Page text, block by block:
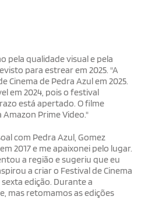
pela qualidade visual e pela
para estrear em 2025. "A
Cinema de Pedra Azul em 2025.
em 2024, pois o festival
está apertado. O filme
Prime Video."
com Pedra Azul, Gomez
2017 e me apaixonei pelo lugar.
a região e sugeriu que eu
a criar o Festival de Cinema
edição. Durante a
mas retomamos as edições